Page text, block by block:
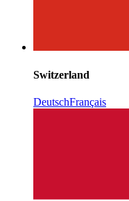
Switzerland
DeutschFrançais